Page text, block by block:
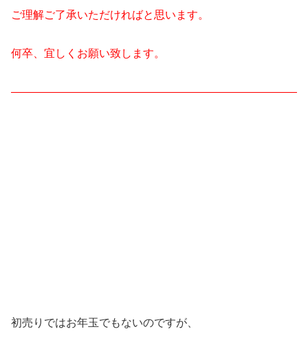
ご理解ご了承いただければと思います。
何卒、宜しくお願い致します。
——————————————————————————
初売りではお年玉でもないのですが、